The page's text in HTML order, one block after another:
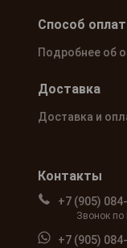
Контакты
+7 (905)
Звонок по
+7 (905)
Способ
Подробнее об
Доставка
Доставка и